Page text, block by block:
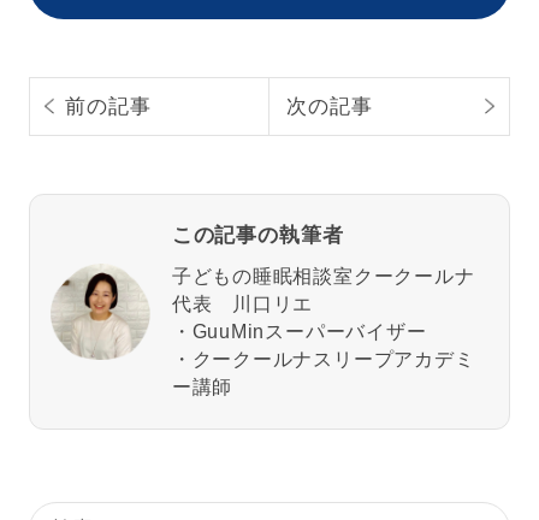
前の記事 次の記事
この記事の執筆者
子どもの睡眠相談室クークールナ
代表 川口リエ
・GuuMinスーパーバイザー
・クークールナスリープアカデミ
ー講師